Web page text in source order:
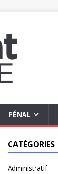
PÉNAL
CATÉGORIES
Administratif